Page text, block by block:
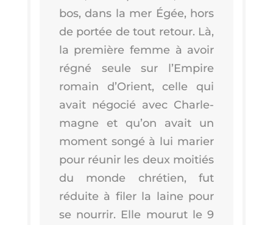
bos, dans la mer Égée, hors
de por­tée de tout retour. Là,
la pre­mière femme à avoir
régné seule sur l’Em­pire
romain d’O­rient, celle qui
avait négo­cié avec Char­le­
magne et qu’on avait un
moment son­gé à lui marier
pour réunir les deux moi­tiés
du monde chré­tien, fut
réduite à filer la laine pour
se nour­rir. Elle mou­rut le 9